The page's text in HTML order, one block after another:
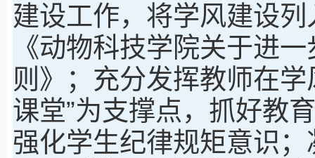
建设工作，将学风建设
《动物科技学院关于进
则》；充分发挥教师在
课堂”为支撑点，抓好教
强化学生纪律规矩意识；